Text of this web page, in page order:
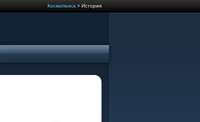
Космопоиск> История